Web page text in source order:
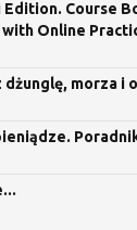
Course
Online
morza i